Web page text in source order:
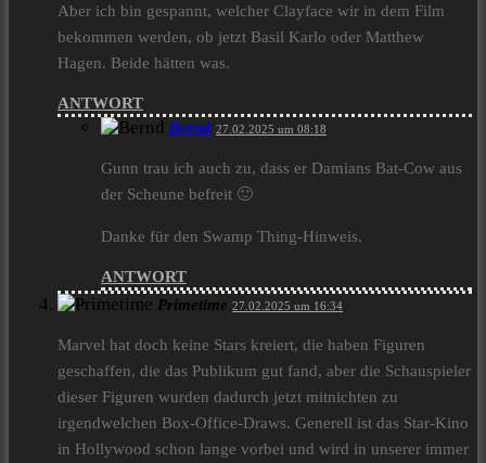
Aber ich bin gespannt, welcher Clayface wir in dem Film
bekommen werden, ob jetzt Basil Karlo oder Matthew
Hagen. Beide hätten was.
ANTWORT
Bernd 27.02.2025 um 08:18
Gunn trau ich auch zu, dass er Damians Bat-Cow aus
der Scheune befreit 🙂
Danke für den Swamp Thing-Hinweis.
ANTWORT
Primetime 27.02.2025 um 16:34
Marvel hat doch keine Stars kreiert, die haben Figuren
geschaffen, die das Publikum gut fand, aber die Schauspieler
dieser Figuren wurden dadurch jetzt mitnichten zu
irgendwelchen Box-Office-Draws. Generell ist das Star-Kino
in Hollywood schon lange vorbei und wird in unserer immer